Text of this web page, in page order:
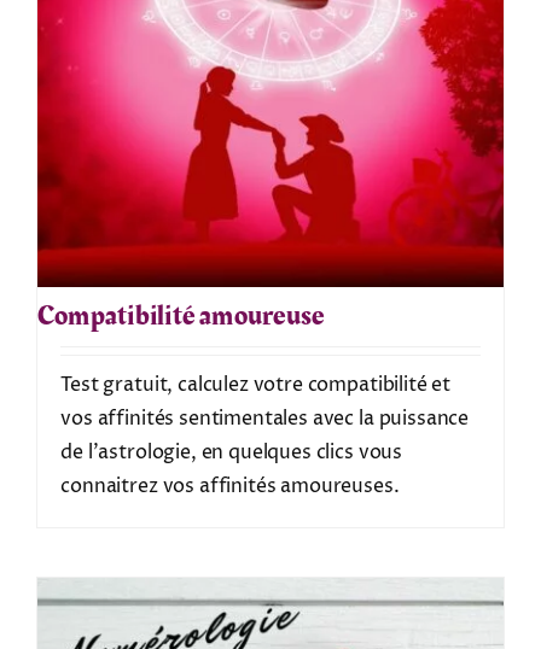
Compatibilité amoureuse
Test gratuit, calculez votre compatibilité et
vos affinités sentimentales avec la puissance
de l'astrologie, en quelques clics vous
connaitrez vos affinités amoureuses.